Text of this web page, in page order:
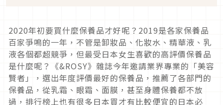
2020年初要買什麼保養品才好呢？2019是各家保養品
百家爭鳴的一年，不管是卸妝品、化妝水、精華液、乳
液各個都超競爭，但最受日本女生喜歡的高評價保養品
是什麼呢？《&ROSY》雜誌今年邀請業界專業的「美容
賢者」，選出年度評價最好的保養品，推薦了各部門的
保養品，從乳霜、眼霜、面膜，甚至身體保養都不放
過，排行榜上也有很多日本買才有比較便宜的日本必